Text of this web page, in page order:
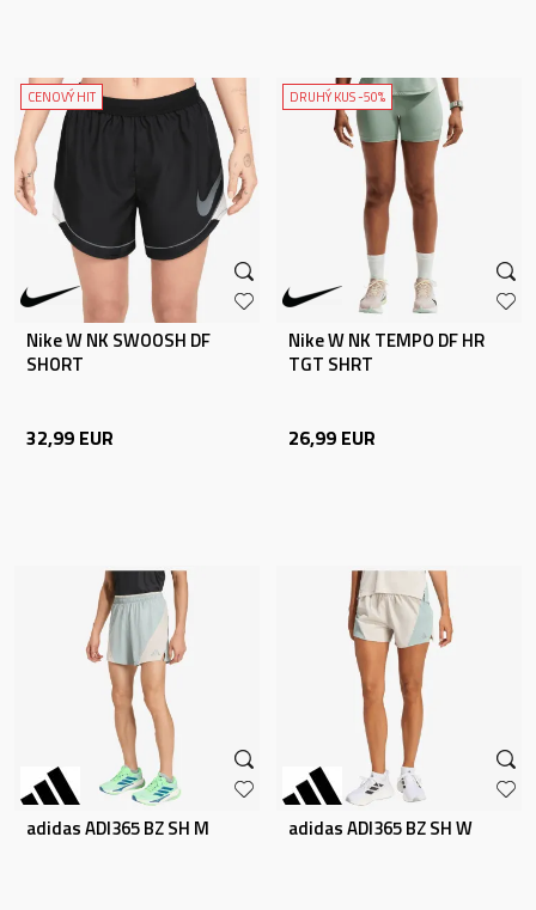
CENOVÝ HIT
Nike W NK SWOOSH DF
SHORT
32,99 EUR
DRUHÝ KUS -50%
Nike W NK TEMPO DF HR
TGT SHRT
26,99 EUR
adidas ADI365 BZ SH M adidas ADI365 BZ SH W